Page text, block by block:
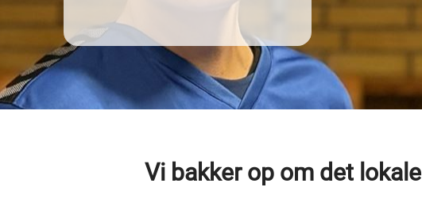
Vi bakker op om det lokale